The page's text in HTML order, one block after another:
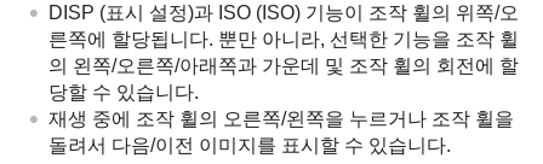
DISP (표시 설정)과 ISO ( ISO) 기능이 조작 휠의 위쪽/오
른쪽에 할당됩니다. 뿐만 아니라, 선택한 기능을 조작 휠
의 왼쪽/오른쪽/아래쪽과 가운데 및 조작 휠의 회전에 할
당할 수 있습니다.
재생 중에 조작 휠의 오른쪽/왼쪽을 누르거나 조작 휠을
돌려서 다음/이전 이미지를 표시할 수 있습니다.